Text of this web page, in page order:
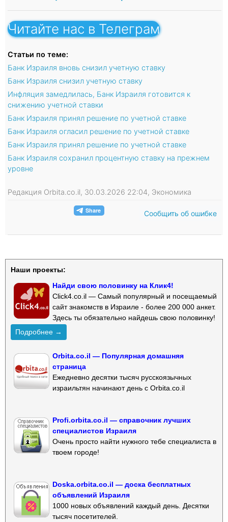
Читайте нас в Телеграм
Статьи по теме:
Банк Израиля вновь снизил учетную ставку
Банк Израиля снизил учетную ставку
Инфляция замедлилась, Банк Израиля готовится к
снижению учетной ставки
Банк Израиля принял решение по учетной ставке
Банк Израиля огласил решение по учетной ставке
Банк Израиля принял решение по учетной ставке
Банк Израиля сохранил процентную ставку на прежнем
уровне
Редакция Orbita.co.il, 30.03.2026 22:04, Экономика
Сообщить об ошибке
Наши проекты:
Найди свою половинку на Клик4!
Click4.co.il — Самый популярный и посещаемый
сайт знакомств в Израиле - более 200 000 анкет.
Здесь ты обязательно найдешь свою половинку!
Подробнее →
Orbita.co.il — Популярная домашняя
страница
Ежедневно десятки тысяч русскоязычных
израильтян начинают день с Orbita.co.il
Profi.orbita.co.il — справочник лучших
специалистов Израиля
Очень просто найти нужного тебе специалиста в
твоем городе!
Doska.orbita.co.il — доска бесплатных
объявлений Израиля
1000 новых объявлений каждый день. Десятки
тысяч посетителей.